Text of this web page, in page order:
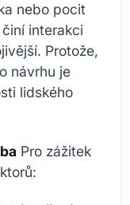
nebo pocit
interakci
Protože,
návrhu je
lidského
Pro zážitek